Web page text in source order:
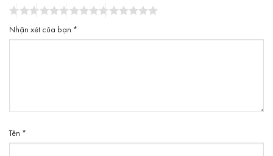
Nhận xét của bạn *
Tên *